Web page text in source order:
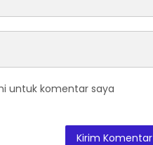
untuk komentar saya